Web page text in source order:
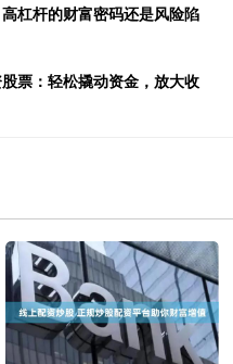
杠杆的财富密码还是风险陷
票：轻松撬动资金，放大收